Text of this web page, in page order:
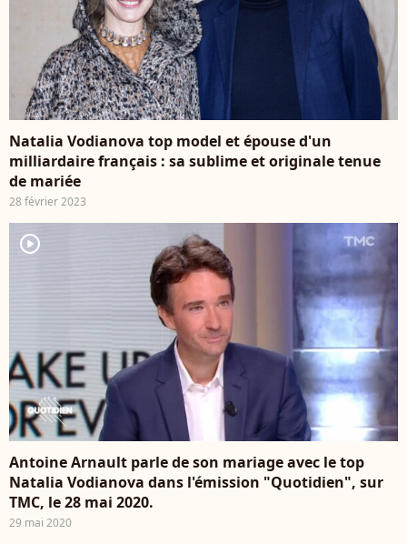
Natalia Vodianova top model et épouse d'un
milliardaire français : sa sublime et originale tenue
de mariée
28 février 2023
player2
Antoine Arnault parle de son mariage avec le top
Natalia Vodianova dans l'émission "Quotidien", sur
TMC, le 28 mai 2020.
29 mai 2020